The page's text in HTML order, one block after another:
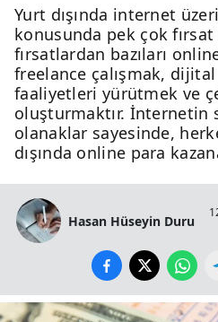
Yurt dışında internet
konusunda pek çok
fırsatlardan bazıları
freelance çalışmak,
faaliyetleri yürütmek ve
oluşturmaktır. İnternetin
olanaklar sayesinde,
dışında online para
Hasan Hüseyin Duru